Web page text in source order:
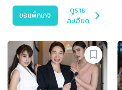
ขอแพ็กเกจ
ดูราย
ละเอียด